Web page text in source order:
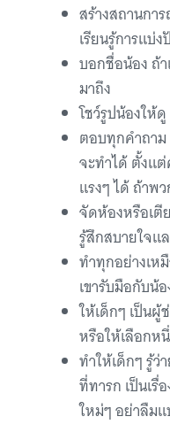
สร้างสถานกา
เรียนรู้การแบ่
บอกชื่อน้อง ถ้
มาถึง
โชว์รูปน้องให้
ตอบทุกคำถา
จะทำได้ ตั้งแ
แรงๆ ได้ ถ้าพ
จัดห้องหรือเตี
รู้สึกสบายใจแ
ทำทุกอย่างเห
เขารับมือกับน้
ให้เด็กๆ เป็น
หรือให้เลือกห
ทำให้เด็กๆ รู้ว่
ที่ทารก เป็นเ
ใหม่ๆ อย่าลืม